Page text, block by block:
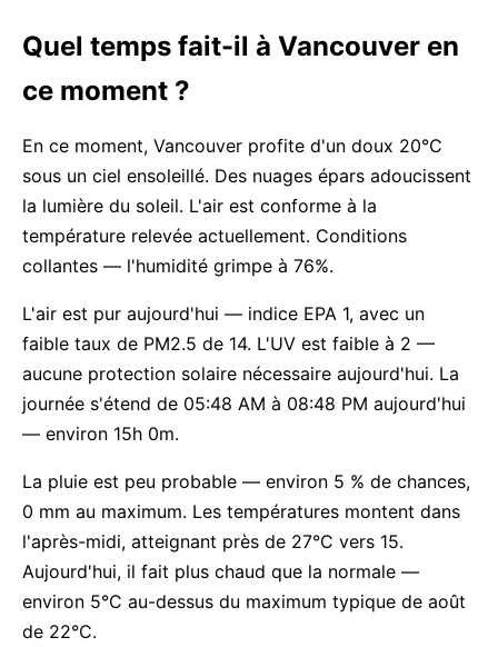
Quel temps fait-il à Vancouver en
ce moment ?
En ce moment, Vancouver profite d'un doux 20°C
sous un ciel ensoleillé. Des nuages épars adoucissent
la lumière du soleil. L'air est conforme à la
température relevée actuellement. Conditions
collantes — l'humidité grimpe à 76%.
L'air est pur aujourd'hui — indice EPA 1, avec un
faible taux de PM2.5 de 14. L'UV est faible à 2 —
aucune protection solaire nécessaire aujourd'hui. La
journée s'étend de 05:48 AM à 08:48 PM aujourd'hui
— environ 15h 0m.
La pluie est peu probable — environ 5 % de chances,
0 mm au maximum. Les températures montent dans
l'après-midi, atteignant près de 27°C vers 15.
Aujourd'hui, il fait plus chaud que la normale —
environ 5°C au-dessus du maximum typique de août
de 22°C.